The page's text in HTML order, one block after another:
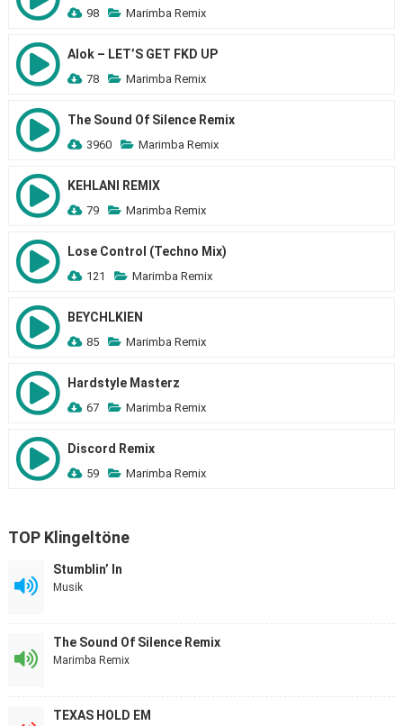
98 Marimba Remix
Alok – LET’S GET FKD UP
78 Marimba Remix
The Sound Of Silence Remix
3960 Marimba Remix
KEHLANI REMIX
79 Marimba Remix
Lose Control (Techno Mix)
121 Marimba Remix
BEYCHLKIEN
85 Marimba Remix
Hardstyle Masterz
67 Marimba Remix
Discord Remix
59 Marimba Remix
TOP Klingeltöne
Stumblin’ In
Musik
The Sound Of Silence Remix
Marimba Remix
TEXAS HOLD EM